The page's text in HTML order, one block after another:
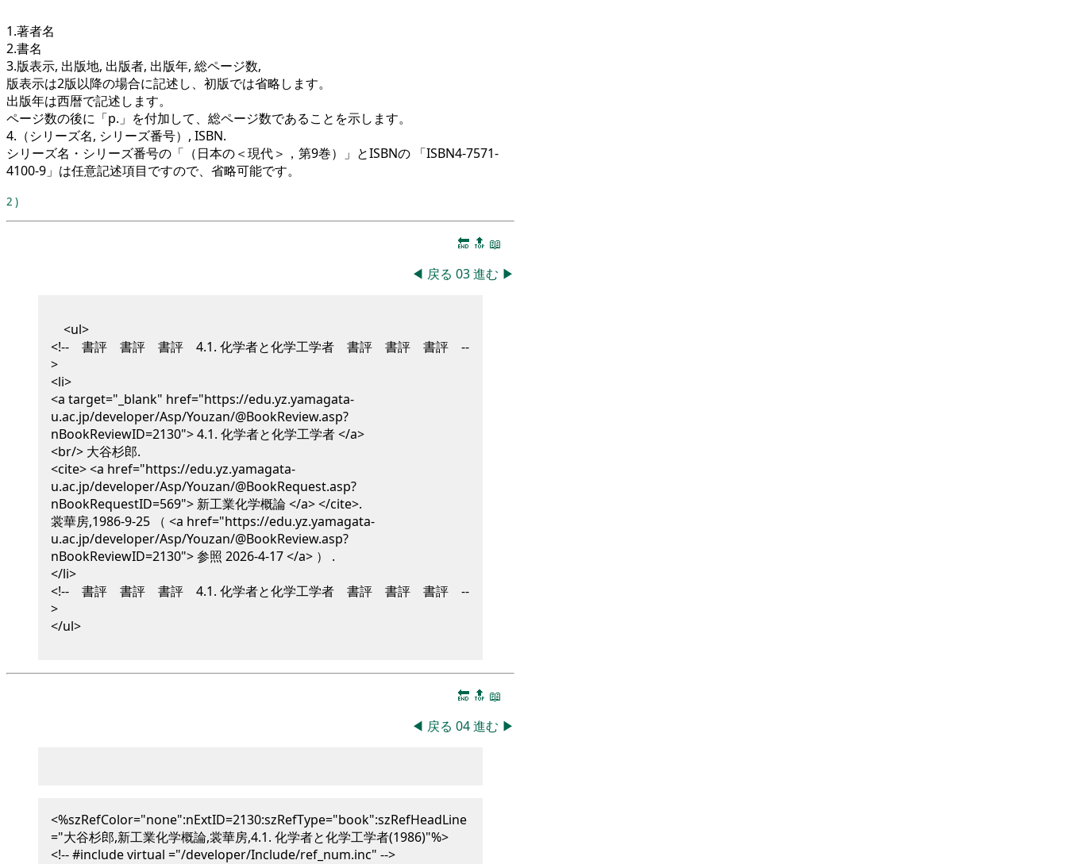
1.著者名
2.書名
3.版表示, 出版地, 出版者, 出版年, 総ページ数,
版表示は2版以降の場合に記述し、初版では省略します。
出版年は西暦で記述します。
ページ数の後に「p.」を付加して、総ページ数であることを示します。
4.（シリーズ名, シリーズ番号）, ISBN.
シリーズ名・シリーズ番号の「（日本の＜現代＞，第9巻）」とISBNの 「ISBN4-7571-
4100-9」は任意記述項目ですので、省略可能です。
2 )
🔚 🔝 📖
◀ 戻る 03進む ▶
<ul>
<!-- 書評 書評 書評 4.1. 化学者と化学工学者 書評 書評 書評 --
>
<li>
<a target="_blank" href="https://edu.yz.yamagata-
u.ac.jp/developer/Asp/Youzan/@BookReview.asp?
nBookReviewID=2130"> 4.1. 化学者と化学工学者 </a>
<br/> 大谷杉郎.
<cite> <a href="https://edu.yz.yamagata-
u.ac.jp/developer/Asp/Youzan/@BookRequest.asp?
nBookRequestID=569"> 新工業化学概論 </a> </cite>.
裳華房,1986-9-25 （ <a href="https://edu.yz.yamagata-
u.ac.jp/developer/Asp/Youzan/@BookReview.asp?
nBookReviewID=2130"> 参照 2026-4-17 </a> ） .
</li>
<!-- 書評 書評 書評 4.1. 化学者と化学工学者 書評 書評 書評 --
>
</ul>
🔚 🔝 📖
◀ 戻る 04進む ▶
<%szRefColor="none":nExtID=2130:szRefType="book":szRefHeadLine
="大谷杉郎,新工業化学概論,裳華房,4.1. 化学者と化学工学者(1986)"%>
<!-- #include virtual ="/developer/Include/ref_num.inc" -->